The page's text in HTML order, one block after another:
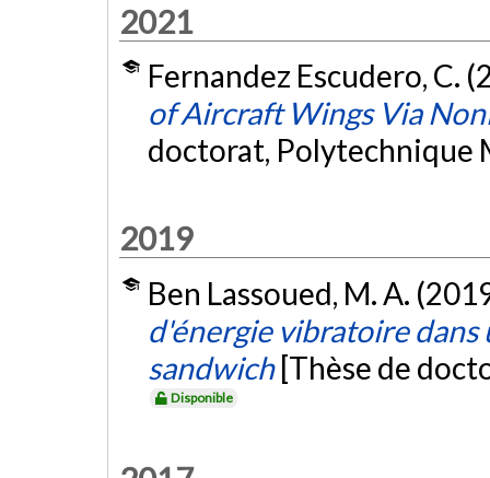
2021
Fernandez Escudero, C.
of Aircraft Wings Via
doctorat, Polytechnique
2019
Ben Lassoued, M. A.
d'énergie vibratoire
sandwich [Thèse de
Disponible